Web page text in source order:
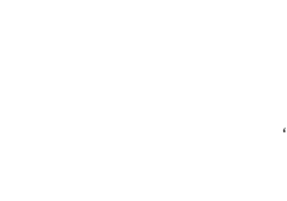
یکی از نقاط قوت PaperCut MF،